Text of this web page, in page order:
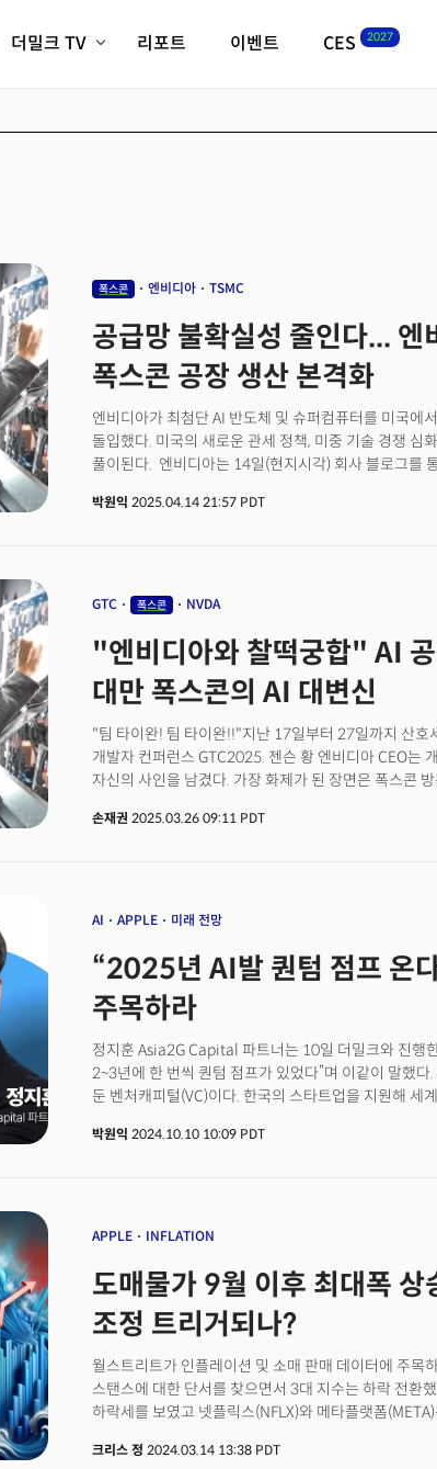
더밀크 TV
더밀크 아카데미
더웨이브/트렌드쇼
밸리토크
리포트 이벤트 CES 2027
폭스콘 엔비디아 TSMC
공급망 불확실성 줄인다... 엔
폭스콘 공장 생산 본격화
엔비디아가 최첨단 AI 반도체 및 슈퍼컴퓨터를 미국에
돌입했다. 미국의 새로운 관세 정책, 미중 기술 경쟁 심
풀이된다. 엔비디아는 14일(현지시각) 회사 블로그를
파트너와 함께 애리조나주에서 엔비디아의 고성능
박원익 2025.04.14 21:57 PDT
GTC 폭스콘 NVDA
"엔비디아와 찰떡궁합" AI
대만 폭스콘의 AI 대변신
"팀 타이완! 팀 타이완!!"지난 17일부터 27일까지 산호
개발자 컨퍼런스 GTC2025. 젠슨 황 엔비디아 CEO는
자신의 사인을 남겼다. 가장 화제가 된 장면은 폭스콘
대만계 미국인인 젠슨 황 CEO와 류양웨이(영 리우) 회
"폭스콘의 AI 시대의 시작"으로 규정하고 2년후에는 AI
변신하게될지 주목된다.
손재권 2025.03.26 09:11 PDT
AI APPLE 미래 전망
“2025년 AI발 퀀텀 점프 온
주목하라
정지훈 Asia2G Capital 파트너는 10일 더밀크와 진행
2~3년에 한 번씩 퀀텀 점프가 있었다”며 이같이 말했
둔 벤처캐피털(VC)이다. 한국의 스타트업을 지원해 세
2025에서 ‘2025 생성AI 대예측’을 주제로 강연한다. 대
박원익 2024.10.10 10:09 PDT
APPLE INFLATION
도매물가 9월 이후 최대폭 상
조정 트리거되나?
월스트리트가 인플레이션 및 소매 판매 데이터에 주목
스탠스에 대한 단서를 찾으면서 3대 지수는 하락 전환
하락세를 보였고 넷플릭스(NFLX)와 메타플랫폼
제너럴(DG) 역시 낙관적인 전망을 제시하며 급등했다.
크리스 정 2024.03.14 13:38 PDT